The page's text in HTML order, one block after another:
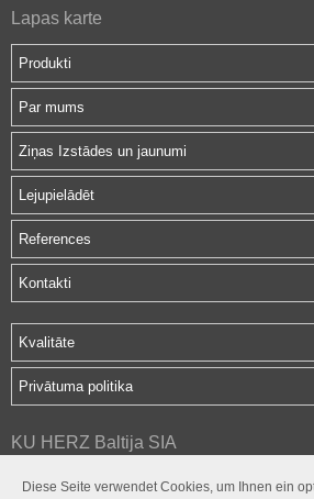
Diese Seite verwendet Cookies, um Ihnen ein
Lapas karte
Produkti
Par mums
Ziņas Izstādes un jaunumi
Lejupielādēt
References
Kontakti
Kvalitāte
Privātuma politika
KU HERZ Baltija SIA